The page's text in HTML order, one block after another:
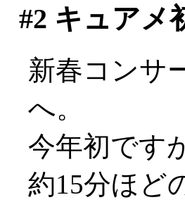
#2 キュアメ
新春コンサ
へ。
今年初です
約15分ほど